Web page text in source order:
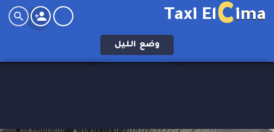
Taxi ElCima
وضع الليل